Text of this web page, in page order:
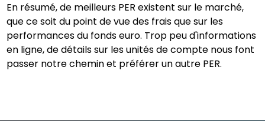
En résumé, de meilleurs PER existent sur le marché,
que ce soit du point de vue des frais que sur les
performances du fonds euro. Trop peu d'informations
en ligne, de détails sur les unités de compte nous font
passer notre chemin et préférer un autre PER.